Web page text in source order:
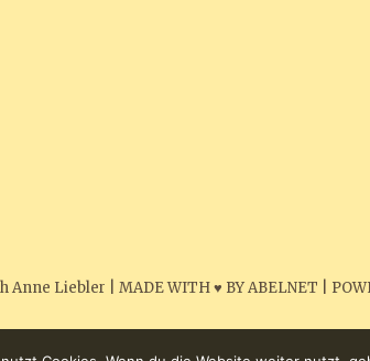
Anne Liebler |MADE WITH ♥ BY ABELNET